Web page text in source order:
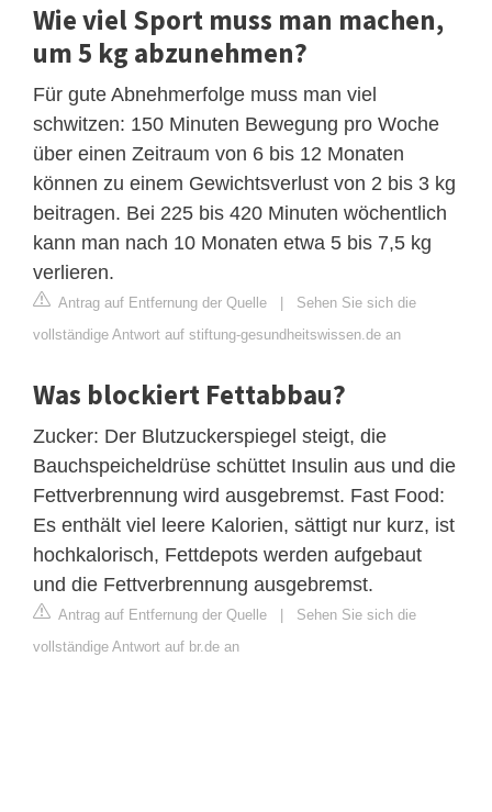
Wie viel Sport muss man machen,
um 5 kg abzunehmen?
Für gute Abnehmerfolge muss man viel
schwitzen: 150 Minuten Bewegung pro Woche
über einen Zeitraum von 6 bis 12 Monaten
können zu einem Gewichtsverlust von 2 bis 3 kg
beitragen. Bei 225 bis 420 Minuten wöchentlich
kann man nach 10 Monaten etwa 5 bis 7,5 kg
verlieren.
Antrag auf Entfernung der Quelle | Sehen Sie sich die
vollständige Antwort auf stiftung-gesundheitswissen.de an
Was blockiert Fettabbau?
Zucker: Der Blutzuckerspiegel steigt, die
Bauchspeicheldrüse schüttet Insulin aus und die
Fettverbrennung wird ausgebremst. Fast Food:
Es enthält viel leere Kalorien, sättigt nur kurz, ist
hochkalorisch, Fettdepots werden aufgebaut
und die Fettverbrennung ausgebremst.
Antrag auf Entfernung der Quelle | Sehen Sie sich die
vollständige Antwort auf br.de an